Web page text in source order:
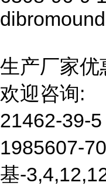
生产厂家优
欢迎咨询:
21462-39-
1985607-
基-